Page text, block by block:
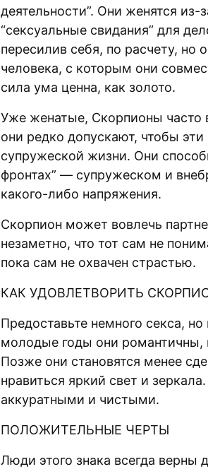
деятельности”. Они женятся
“сексуальные свидания” для
пересилив себя, по расчету, но
человека, с которым они
сила ума ценна, как золото.
Уже женатые, Скорпионы часто
они редко допускают, чтобы
супружеской жизни. Они
фронтах” — супружеском и
какого-либо напряжения.
Скорпион может вовлечь
незаметно, что тот сам не
пока сам не охвачен страстью.
КАК УДОВЛЕТВОРИТЬ
Предоставьте немного секса,
молодые годы они романтичны,
Позже они становятся менее
нравиться яркий свет и
аккуратными и чистыми.
ПОЛОЖИТЕЛЬНЫЕ ЧЕРТЫ
Люди этого знака всегда верны